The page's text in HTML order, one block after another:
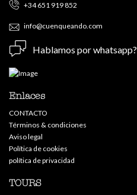
+34 651 919 852
info@cuenqueando.com
Hablamos por whatsapp?
Enlaces
CONTACTO
Términos & condiciones
Aviso legal
Política de cookies
política de privacidad
TOURS